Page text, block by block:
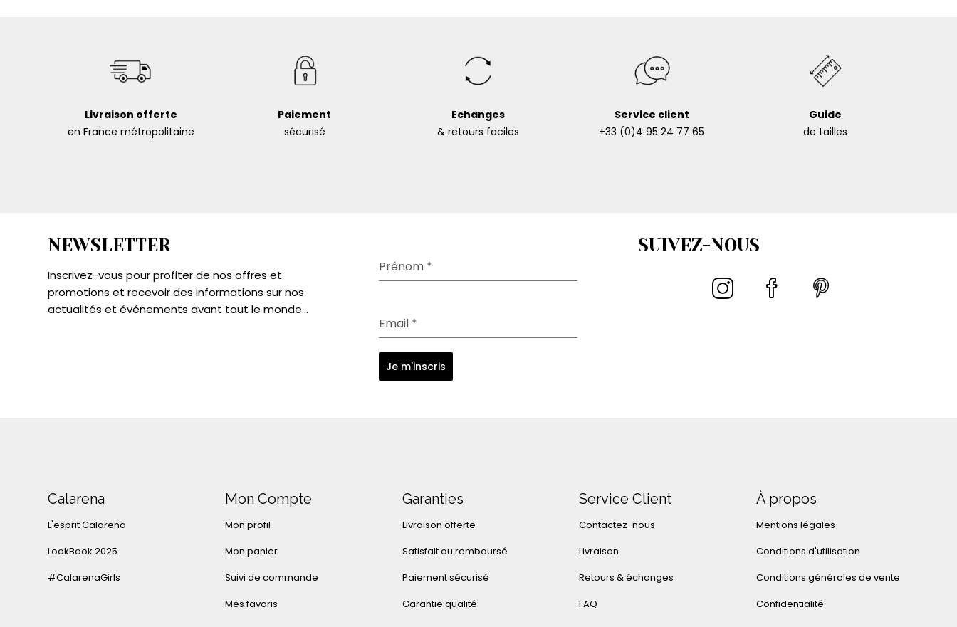
Livraison offerte
en France métropolitaine
Paiement
sécurisé
Echanges
& retours faciles
Service client
+33 (0)4 95 24 77 65
Guide
de tailles
NEWSLETTER
Inscrivez-vous pour profiter de nos offres et
promotions et recevoir des informations sur nos
actualités et événements avant tout le monde...
Prénom *
Email *
Je m'inscris
SUIVEZ-NOUS
Calarena
L'esprit Calarena
LookBook 2025
#CalarenaGirls
Mon Compte
Mon profil
Mon panier
Suivi de commande
Mes favoris
Garanties
Livraison offerte
Satisfait ou remboursé
Paiement sécurisé
Garantie qualité
Service Client
Contactez-nous
Livraison
Retours & échanges
FAQ
À propos
Mentions légales
Conditions d'utilisation
Conditions générales de vente
Confidentialité